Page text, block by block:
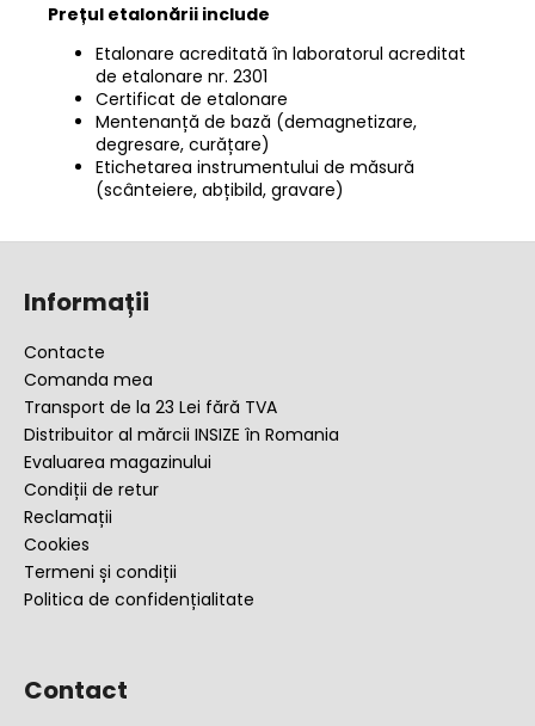
Prețul etalonării include
Etalonare acreditată în laboratorul acreditat
de etalonare nr. 2301
Certificat de etalonare
Mentenanță de bază (demagnetizare,
degresare, curățare)
Etichetarea instrumentului de măsură
(scânteiere, abțibild, gravare)
Informații
Contacte
Comanda mea
Transport de la 23 Lei fără TVA
Distribuitor al mărcii INSIZE în Romania
Evaluarea magazinului
Condiții de retur
Reclamații
Cookies
Termeni și condiții
Politica de confidențialitate
Contact